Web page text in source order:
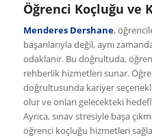
Öğrenci Koçluğu ve
Menderes Dershane,
başarılarıyla değil, aynı
odaklanır. Bu doğrultuda,
rehberlik hizmetleri sunar.
doğrultusunda kariyer
olur ve onları gelecekteki
Ayrıca, sınav stresiyle başa
öğrenci koçluğu hizmetleri